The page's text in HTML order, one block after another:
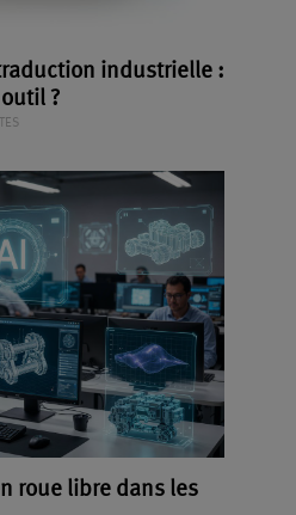
industrielle :
?
roue libre dans les